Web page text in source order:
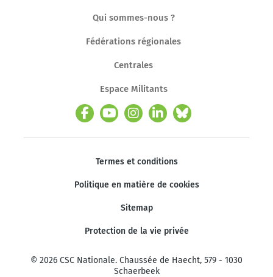
Qui sommes-nous ?
Fédérations régionales
Centrales
Espace Militants
Termes et conditions
Politique en matière de cookies
Sitemap
Protection de la vie privée
© 2026 CSC Nationale. Chaussée de Haecht, 579 - 1030
Schaerbeek